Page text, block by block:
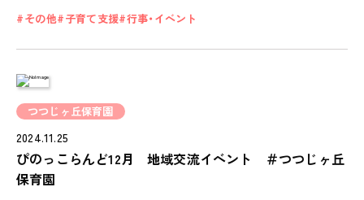
その他 子育て支援 行事・イベント
つつじヶ丘保育園
2024.11.25
ぴのっこらんど12月 地域交流イベント ＃つつじヶ丘
保育園